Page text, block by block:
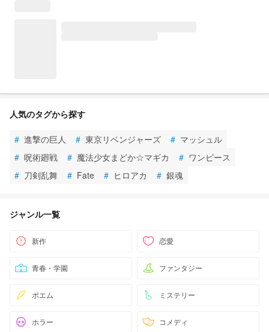
人気のタグから探す
# 進撃の巨人 # 東京リベンジャーズ # マッシュル
# 呪術廻戦 # 魔法少女まどか☆マギカ # ワンピース
# 刀剣乱舞 # Fate # ヒロアカ # 銀魂
ジャンル一覧
新作 恋愛
青春・学園 ファンタジー
ポエム ミステリー
ホラー コメディ